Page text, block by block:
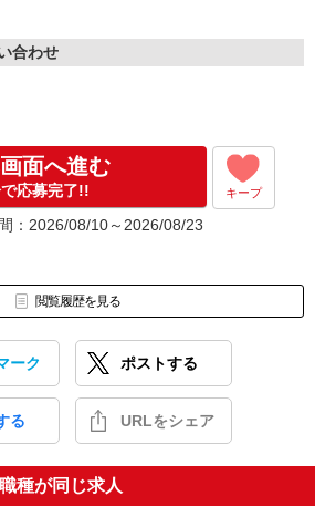
合わせ
面へ進む
応募完了!! キープ
：2026/08/10～2026/08/23
閲覧履歴を見る
ーク ポストする
る URLをシェア
種が同じ求人